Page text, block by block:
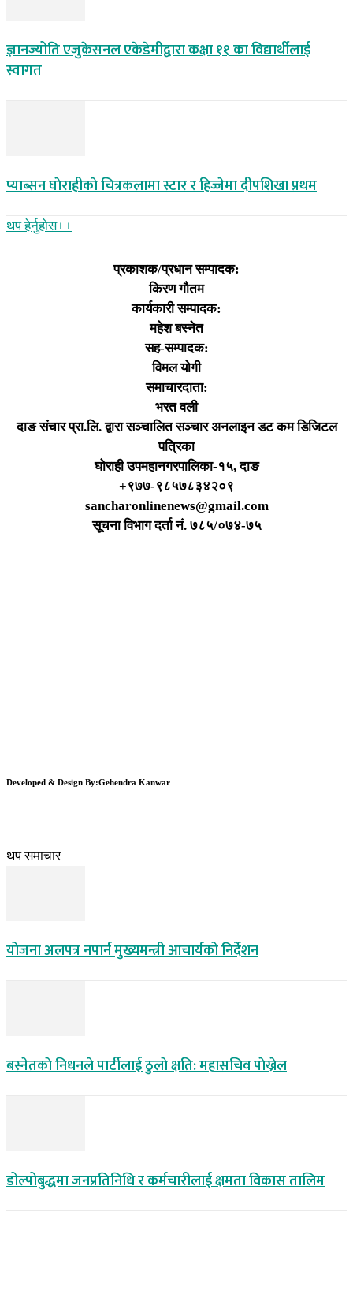
ज्ञानज्योति एजुकेसनल एकेडेमीद्वारा कक्षा ११ का विद्यार्थीलाई
स्वागत
प्याब्सन घाेराहीकाे चित्रकलामा स्टार र हिज्जेमा दीपशिखा प्रथम
थप हेर्नुहोस‌++
प्रकाशक/प्रधान सम्पादक:
किरण गौतम
कार्यकारी सम्पादक:
महेश बस्नेत
सह-सम्पादक:
विमल योगी
समाचारदाता:
भरत वली
दाङ संचार प्रा.लि. द्वारा सञ्चालित सञ्चार अनलाइन डट कम डिजिटल
पत्रिका
घोराही उपमहानगरपालिका-१५, दाङ
+९७७-९८५७८३४२०९
sancharonlinenews@gmail.com
सूचना विभाग दर्ता न‌ं. ७८५/०७४-७५
Developed & Design By:Gehendra Kanwar
थप समाचार
योजना अलपत्र नपार्न मुख्यमन्त्री आचार्यको निर्देशन
बस्नेतकाे निधनले पार्टीलाई ठुलाे क्षति: महासचिव पाेख्रेल
डोल्पोबुद्धमा जनप्रतिनिधि र कर्मचारीलाई क्षमता विकास तालिम